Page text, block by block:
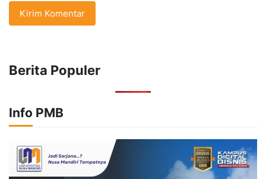
Berita Populer
Info PMB